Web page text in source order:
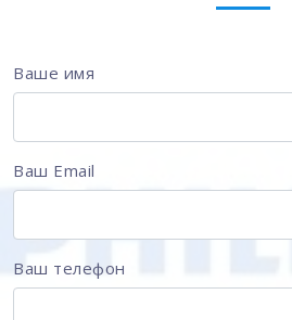
Ваше имя
Ваш Email
Ваш телефон